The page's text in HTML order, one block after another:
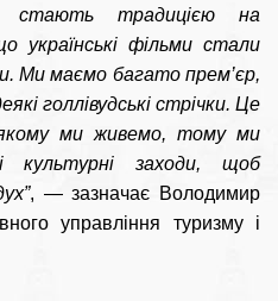
стають традицією на
фільми стали
Ми маємо багато прем’єр,
голлівудські стрічки. Це
ми живемо, тому ми
культурні заходи, щоб
, — зазначає Володимир
управління туризму і